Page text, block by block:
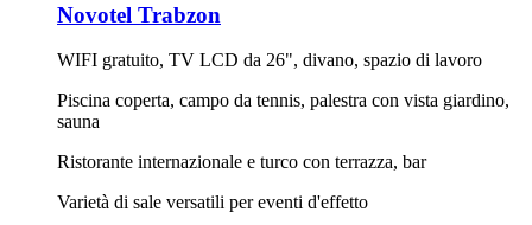
Novotel Trabzon
WIFI gratuito, TV LCD da 26", divano, spazio di lavoro
Piscina coperta, campo da tennis, palestra con vista giardino,
sauna
Ristorante internazionale e turco con terrazza, bar
Varietà di sale versatili per eventi d'effetto